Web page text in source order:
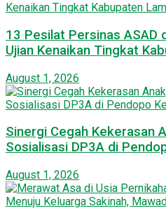
13 Pesilat Persinas ASAD
Ujian Kenaikan Tingkat
August 1, 2026
Sinergi Cegah Kekerasan
Sosialisasi DP3A di
August 1, 2026